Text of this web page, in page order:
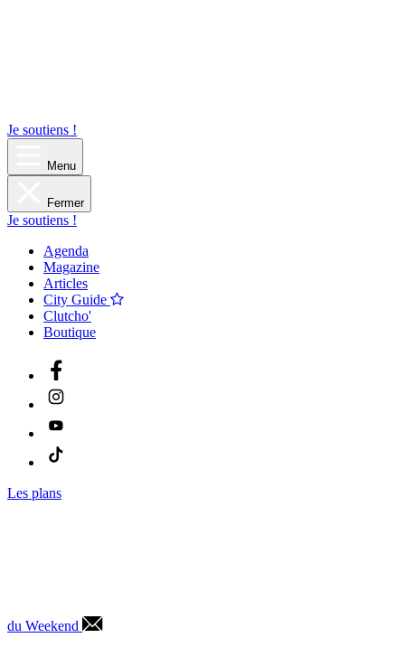
Je soutiens !
Menu
Fermer
Je soutiens !
Agenda
Magazine
Articles
City Guide
Clutcho'
Boutique
Les plans
du Weekend